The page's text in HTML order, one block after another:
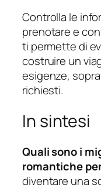
Controlla le
prenotare e
ti permette di
costruire un
esigenze,
richiesti.
In sintesi
Quali sono i
romantiche
diventare una